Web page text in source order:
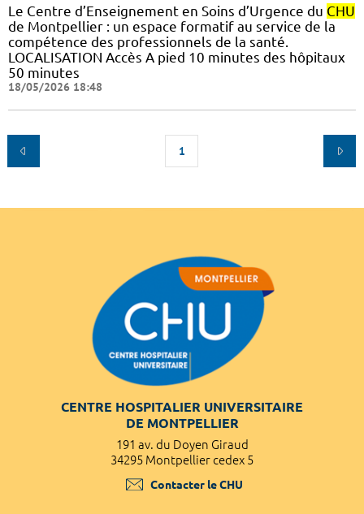
Le Centre d’Enseignement en Soins d’Urgence du CHU
de Montpellier : un espace formatif au service de la
compétence des professionnels de la santé.
LOCALISATION Accès A pied 10 minutes des hôpitaux
50 minutes
18/05/2026 18:48
1
CENTRE HOSPITALIER UNIVERSITAIRE
DE MONTPELLIER
191 av. du Doyen Giraud
34295 Montpellier cedex 5
Contacter le CHU